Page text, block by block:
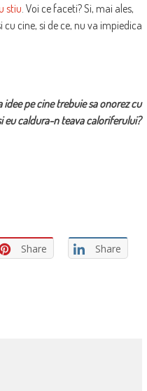
stiu. Voi ce faceti? Si, mai ales,
cine, si de ce, nu va impiedica
idee pe cine trebuie sa onorez cu
eu caldura-n teava caloriferului?
Share Share